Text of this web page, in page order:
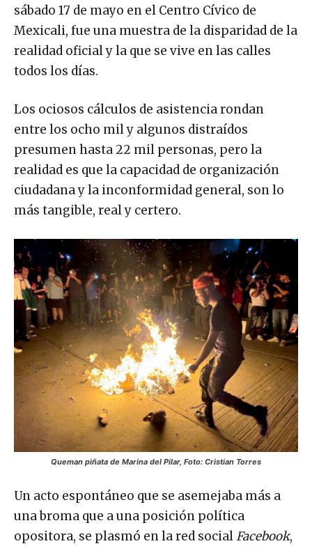
sábado 17 de mayo en el Centro Cívico de
Mexicali, fue una muestra de la disparidad de la
realidad oficial y la que se vive en las calles
todos los días.
Los ociosos cálculos de asistencia rondan
entre los ocho mil y algunos distraídos
presumen hasta 22 mil personas, pero la
realidad es que la capacidad de organización
ciudadana y la inconformidad general, son lo
más tangible, real y certero.
Queman piñata de Marina del Pilar, Foto: Cristian Torres
Un acto espontáneo que se asemejaba más a
una broma que a una posición política
opositora, se plasmó en la red socialFacebook,